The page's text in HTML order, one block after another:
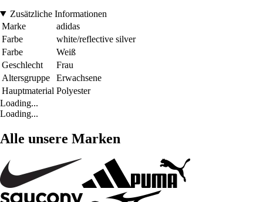
Zusätzliche Informationen
Marke
adidas
Farbe
white/reflective silver
Farbe
Weiß
Geschlecht
Frau
Altersgruppe
Erwachsene
Hauptmaterial Polyester
Loading...
Loading...
Alle unsere Marken